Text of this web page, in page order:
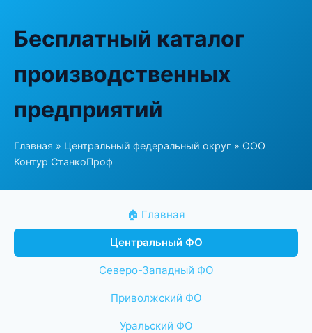
Бесплатный каталог
производственных
предприятий
Главная » Центральный федеральный округ » ООО
Контур СтанкоПроф
🏠 Главная
Центральный ФО
Северо-Западный ФО
Приволжский ФО
Уральский ФО